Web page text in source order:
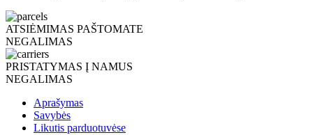
ATSIĖMIMAS PAŠTOMATE
NEGALIMAS
PRISTATYMAS Į NAMUS
NEGALIMAS
Aprašymas
Savybės
Likutis parduotuvėse